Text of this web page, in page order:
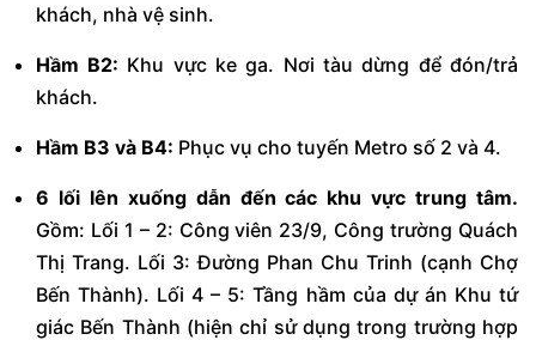
khách, nhà vệ sinh.
Hầm B2: Khu vực ke ga. Nơi tàu dừng để đón/trả
khách.
Hầm B3 và B4: Phục vụ cho tuyến Metro số 2 và 4.
6 lối lên xuống dẫn đến các khu vực trung tâm.
Gồm: Lối 1 – 2: Công viên 23/9, Công trường Quách
Thị Trang. Lối 3: Đường Phan Chu Trinh (cạnh Chợ
Bến Thành). Lối 4 – 5: Tầng hầm của dự án Khu tứ
giác Bến Thành (hiện chỉ sử dụng trong trường hợp